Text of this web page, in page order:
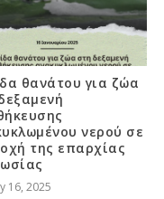
θανάτου για ζώα
νερού σε
της επαρχίας
16, 2025